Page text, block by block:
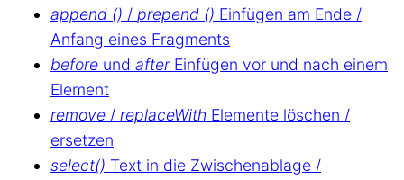
append () / prepend () Einfügen am Ende /
Anfang eines Fragments
before und afterEinfügen vor und nach einem
Element
remove / replaceWith Elemente löschen /
ersetzen
select() Text in die Zwischenablage /